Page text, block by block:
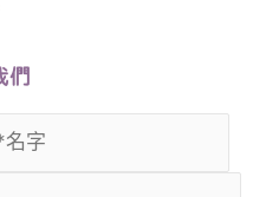
們